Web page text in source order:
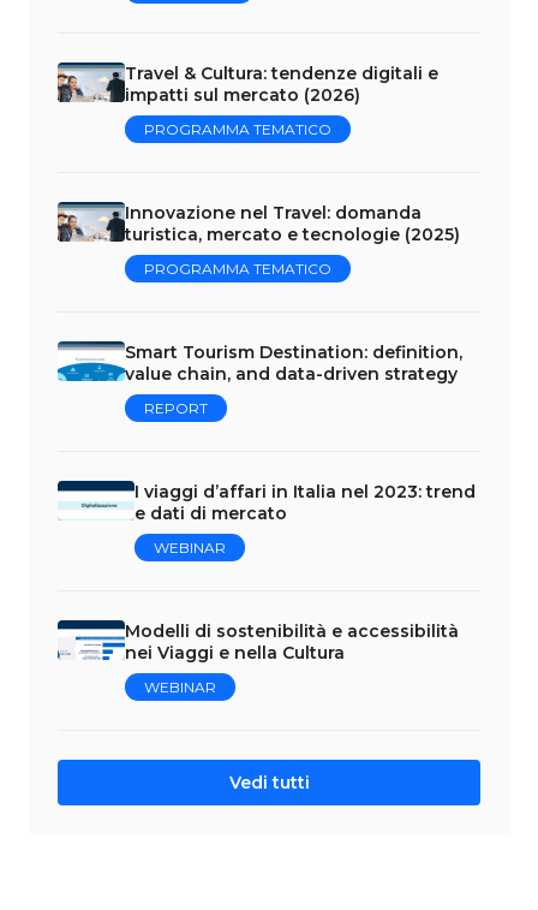
Travel & Cultura: tendenze digitali e
impatti sul mercato (2026)
PROGRAMMA TEMATICO
Innovazione nel Travel: domanda
turistica, mercato e tecnologie (2025)
PROGRAMMA TEMATICO
Smart Tourism Destination: definition,
value chain, and data-driven strategy
REPORT
I viaggi d’affari in Italia nel 2023: trend
e dati di mercato
WEBINAR
Modelli di sostenibilità e accessibilità
nei Viaggi e nella Cultura
WEBINAR
Vedi tutti